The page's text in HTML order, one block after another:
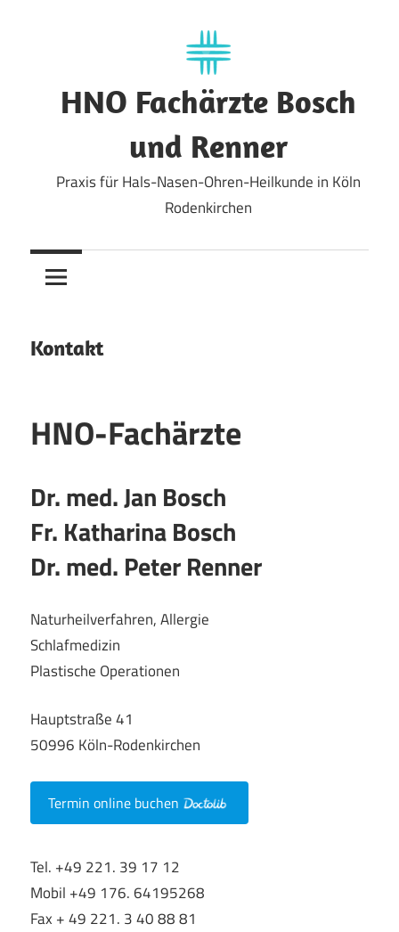
HNO Fachärzte Bosch
und Renner
Praxis für Hals-Nasen-Ohren-Heilkunde in Köln
Rodenkirchen
Kontakt
HNO-Fachärzte
Dr. med. Jan Bosch
Fr. Katharina Bosch
Dr. med. Peter Renner
Naturheilverfahren, Allergie
Schlafmedizin
Plastische Operationen
Hauptstraße 41
50996 Köln-Rodenkirchen
Termin online buchen
Tel. +49 221. 39 17 12
Mobil +49 176. 64195268
Fax + 49 221. 3 40 88 81